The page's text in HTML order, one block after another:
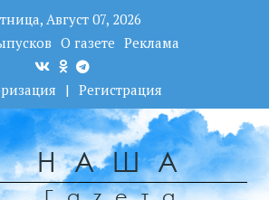
Август 07, 2026
О газете Реклама
| Регистрация
НАША